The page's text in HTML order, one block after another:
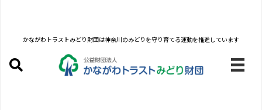
かながわトラストみどり財団は神奈川のみどりを守り育てる運動を推進しています